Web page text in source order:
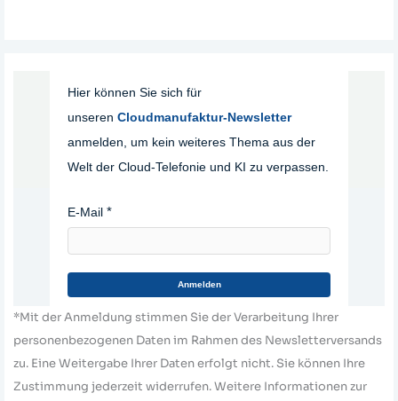
Hier können Sie sich für
unseren Cloudmanufaktur-Newsletter
anmelden, um kein weiteres Thema aus der
Welt der Cloud-Telefonie und KI zu verpassen.
E-Mail
Anmelden
*Mit der Anmeldung stimmen Sie der Verarbeitung Ihrer
personenbezogenen Daten im Rahmen des Newsletterversands
zu. Eine Weitergabe Ihrer Daten erfolgt nicht. Sie können Ihre
Zustimmung jederzeit widerrufen. Weitere Informationen zur